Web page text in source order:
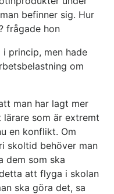
befinner sig. Hur
frågade hon
princip, men hade
om
man har lagt mer
som är extremt
en konflikt. Om
skoltid behöver man
dem som ska
att flyga i skolan
ska göra det, sa